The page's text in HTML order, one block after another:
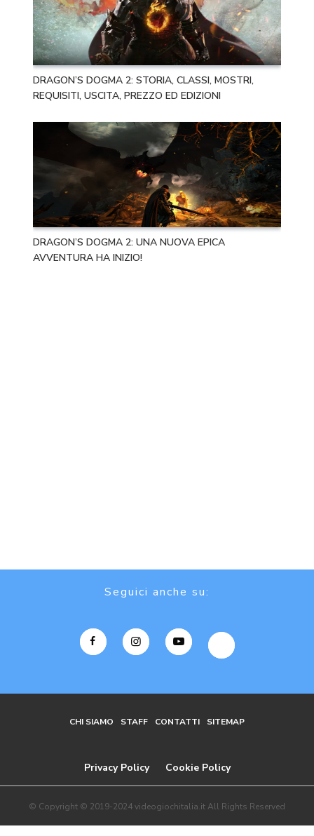
DRAGON’S DOGMA 2: STORIA, CLASSI, MOSTRI,
REQUISITI, USCITA, PREZZO ED EDIZIONI
DRAGON’S DOGMA 2: UNA NUOVA EPICA
AVVENTURA HA INIZIO!
Seguici anche su:
CHI SIAMO STAFF CONTATTI SITEMAP
Privacy Policy Cookie Policy
© Copyright © 2019-2024 videogiochitalia.it All Rights Reserved